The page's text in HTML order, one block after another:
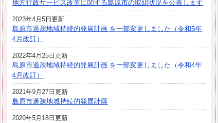
地方行政サービス改革に関する島原市の取組状況を公表します
2023年4月5日更新
島原市過疎地域持続的発展計画 を一部変更しました（令和5年
4月改訂）
2022年4月25日更新
島原市過疎地域持続的発展計画 を一部変更しました（令和4年
4月改訂）
2021年9月27日更新
島原市過疎地域持続的発展計画
2020年5月18日更新